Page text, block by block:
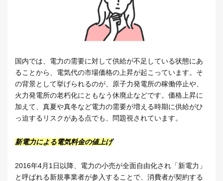
国内では、電力の需要に対して供給が不足している状態にあ
ることから、電気代の市場価格の上昇が起こっています。そ
の背景として挙げられるのが、原子力発電所の稼働停止や、
火力発電所の老朽化にともなう休廃止などです。価格上昇に
加えて、真夏や真冬など電力の需要が増える時期に供給がひ
っ迫するリスクがある点でも、問題視されています。
新電力による電気料金の値上げ
2016年4月1日以降、電力の小売が全面自由化され「新電力」
と呼ばれる新規事業者が参入することで、消費者が契約する